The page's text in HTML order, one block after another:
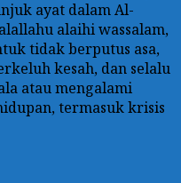
ayat dalam Al-
alaihi wassalam,
tidak berputus asa,
kesah, dan selalu
atau mengalami
termasuk krisis